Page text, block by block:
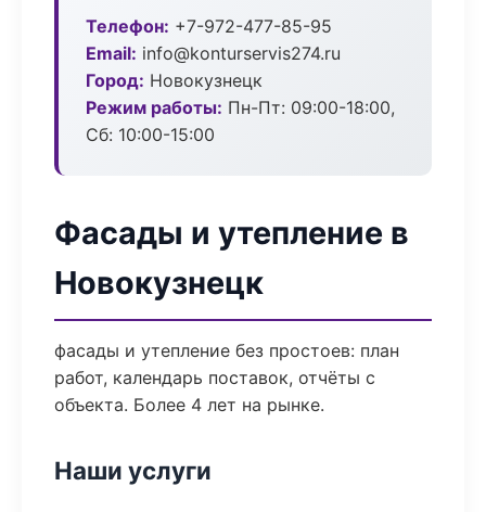
Телефон: +7-972-477-85-95
Email: info@konturservis274.ru
Город: Новокузнецк
Режим работы: Пн-Пт: 09:00-18:00,
Сб: 10:00-15:00
Фасады и утепление в
Новокузнецк
фасады и утепление без простоев: план
работ, календарь поставок, отчёты с
объекта. Более 4 лет на рынке.
Наши услуги